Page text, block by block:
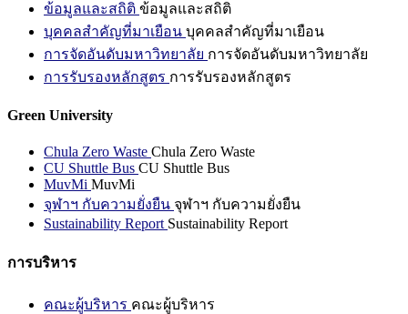
ข้อมูลและสถิติ ข้อมูลและสถิติ
บุคคลสำคัญที่มาเยือน บุคคลสำคัญที่มาเยือน
การจัดอันดับมหาวิทยาลัย การจัดอันดับมหาวิทยาลัย
การรับรองหลักสูตร การรับรองหลักสูตร
Green University
Chula Zero Waste Chula Zero Waste
CU Shuttle Bus CU Shuttle Bus
MuvMi MuvMi
จุฬาฯ กับความยั่งยืน จุฬาฯ กับความยั่งยืน
Sustainability Report Sustainability Report
การบริหาร
คณะผู้บริหาร คณะผู้บริหาร